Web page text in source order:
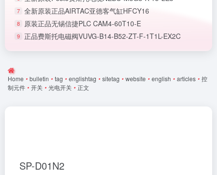
7 全新原装正品AIRTAC亚德客气缸HFCY16
8 原装正品无锡信捷PLC CAM4-60T10-E
9 正品费斯托电磁阀VUVG-B14-B52-ZT-F-1T1L-EX2C
Home • bulletin • tag • englishtag • sitetag • website • english • articles • 控
制元件 • 开关 • 光电开关 • 正文
SP-D01N2